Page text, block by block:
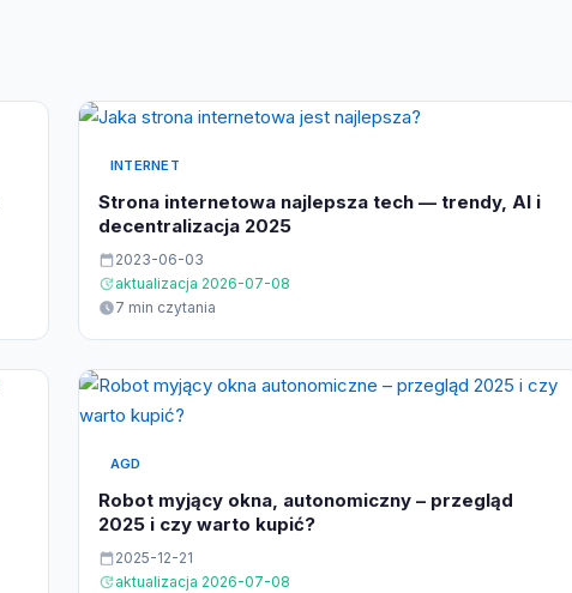
INTERNET
Strona internetowa najlepsza tech — trendy, AI i
decentralizacja 2025
2023-06-03
aktualizacja 2026-07-08
7 min czytania
AGD
Robot myjący okna, autonomiczny – przegląd
2025 i czy warto kupić?
2025-12-21
aktualizacja 2026-07-08